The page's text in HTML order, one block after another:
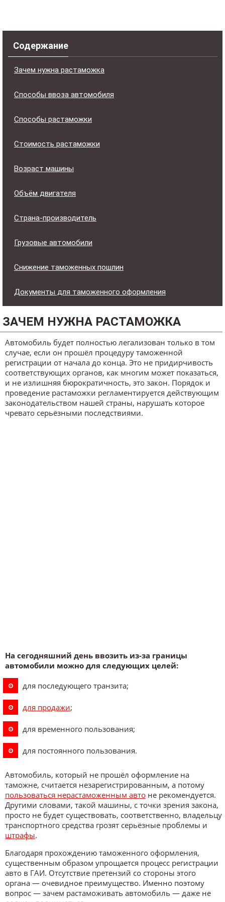
Содержание
Зачем нужна растаможка
Способы ввоза автомобиля
Способы растаможки
Стоимость растаможки
Возраст машины
Объём двигателя
Страна-производитель
Грузовые автомобили
Снижение таможенных пошлин
Документы для таможенного оформления
ЗАЧЕМ НУЖНА РАСТАМОЖКА
Автомобиль будет полностью легализован только в том
случае, если он прошёл процедуру таможенной
регистрации от начала до конца. Это не придирчивость
соответствующих органов, как многим может показаться,
и не излишняя бюрократичность, это закон. Порядок и
проведение растаможки регламентируется действующим
законодательством нашей страны, нарушать которое
чревато серьёзными последствиями.
На сегодняшний день ввозить из-за границы
автомобили можно для следующих целей:
для последующего транзита;
для продажи;
для временного пользования;
для постоянного пользования.
Автомобиль, который не прошёл оформление на
таможне, считается незарегистрированным, а потому
пользоваться нерастаможенным авто не рекомендуется.
Другими словами, такой машины, с точки зрения закона,
просто не будет существовать, соответственно, владельцу
транспортного средства грозят серьёзные проблемы и
штрафы.
Благодаря прохождению таможенного оформления,
существенным образом упрощается процесс регистрации
авто в ГАИ. Отсутствие претензий со стороны этого
органа — очевидное преимущество. Именно поэтому
вопрос — зачем растаможивать автомобиль — даже не